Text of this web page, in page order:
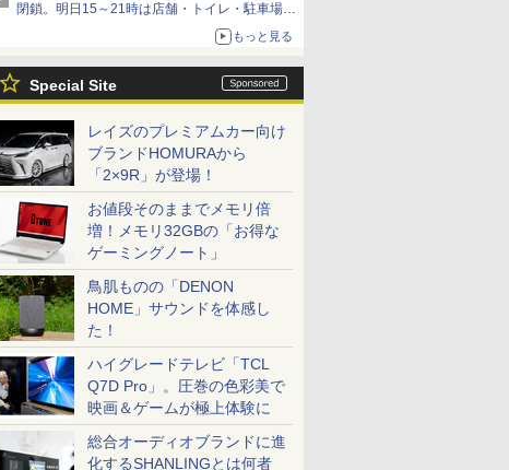
閉鎖。明日15～21時は店舗・トイレ・駐車場の
もっと見る
Special Site
レイズのプレミアムカー向け
ブランドHOMURAから
「2×9R」が登場！
お値段そのままでメモリ倍
増！メモリ32GBの「お得な
ゲーミングノート」
鳥肌ものの「DENON
HOME」サウンドを体感し
た！
ハイグレードテレビ「TCL
Q7D Pro」。圧巻の色彩美で
映画＆ゲームが極上体験に
総合オーディオブランドに進
化するSHANLINGとは何者